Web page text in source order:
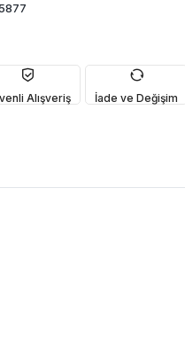
Alışveriş
İade ve Değişim